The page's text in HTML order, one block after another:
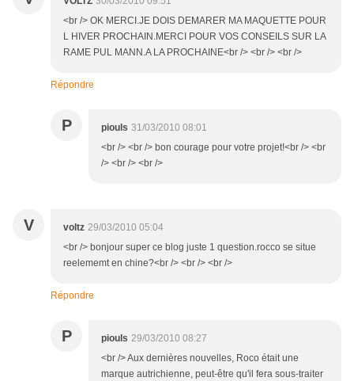
<br /> OK MERCI.JE DOIS DEMARER MA MAQUETTE POUR
L HIVER PROCHAIN.MERCI POUR VOS CONSEILS SUR LA
RAME PUL MANN.A LA PROCHAINE<br /> <br /> <br />
Répondre
P piouls 31/03/2010 08:01
<br /> <br /> bon courage pour votre projet!<br /> <br
/> <br /> <br />
V voltz 29/03/2010 05:04
<br /> bonjour super ce blog juste 1 question.rocco se situe
reelememt en chine?<br /> <br /> <br />
Répondre
P piouls 29/03/2010 08:27
<br /> Aux dernières nouvelles, Roco était une
marque autrichienne, peut-être qu'il fera sous-traiter